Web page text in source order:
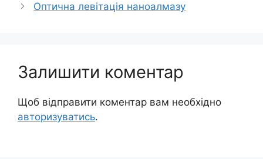
Оптична левітація наноалмазу
Залишити коментар
Щоб відправити коментар вам необхідно
авторизуватись.